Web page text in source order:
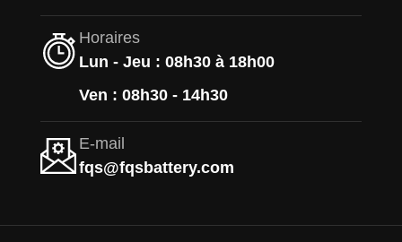
Horaires
Lun - Jeu : 08h30 à 18h00
Ven : 08h30 - 14h30
E-mail
fqs@fqsbattery.com